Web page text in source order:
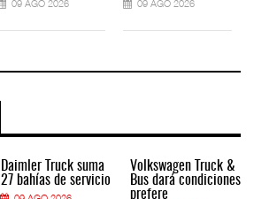
09 AGO 2026 09 AGO 2026
Daimler Truck suma
27 bahías de servicio
Volkswagen Truck &
Bus dará condiciones
prefere